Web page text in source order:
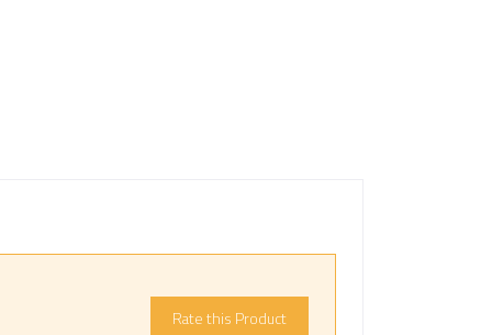
Rate this Product